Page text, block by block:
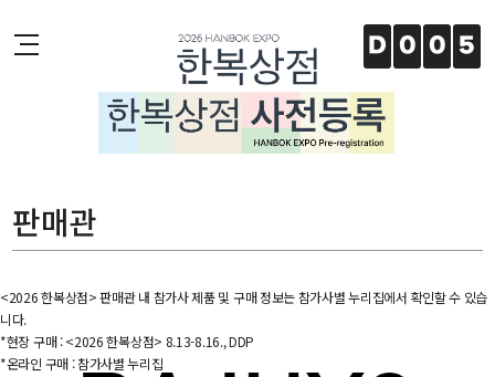
D 0 0 5
판매관
<2026 한복상점> 판매관 내 참가사 제품 및 구매 정보는 참가사별 누리집에서 확인할 수 있습
니다.
*현장 구매 : <2026 한복상점> 8.13-8.16., DDP
*온라인 구매 : 참가사별 누리집